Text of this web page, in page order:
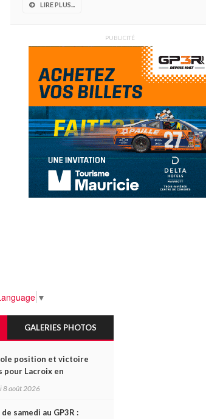
LIRE PLUS...
PUBLICITÉ
▼
GALERIES PHOTOS
position et victoire
pour Lacroix en
Canada; Camirand
8 août 2026
samedi au GP3R :